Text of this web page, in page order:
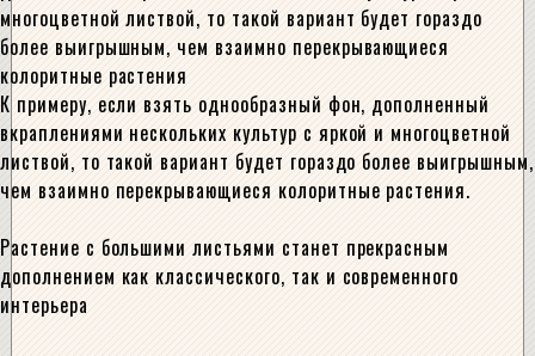
многоцветной листвой, то такой вариант будет гораздо
более выигрышным, чем взаимно перекрывающиеся
колоритные растения
К примеру, если взять однообразный фон, дополненный
вкраплениями нескольких культур с яркой и многоцветной
листвой, то такой вариант будет гораздо более выигрышным,
чем взаимно перекрывающиеся колоритные растения.
Растение с большими листьями станет прекрасным
дополнением как классического, так и современного
интерьера